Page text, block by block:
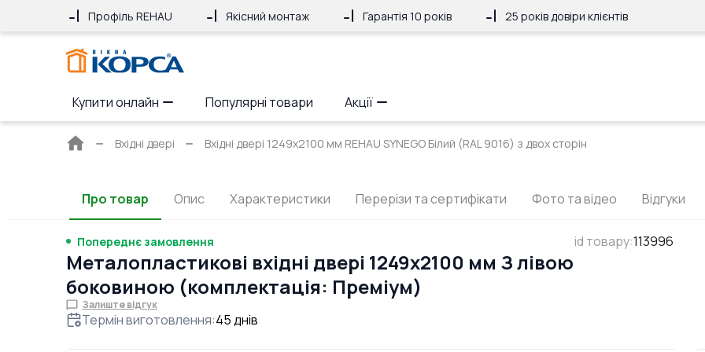
Профіль REHAU Якісний монтаж Гарантія 10 років 25 років довіри клієнтів
Купити онлайн Популярні товари Акції
Головна
Вхідні двері Вхідні двері 1249x2100 мм REHAU SYNEGO Білий (RAL 9016) з двох сторін
Про товар Опис Характеристики Перерізи та сертифікати Фото та відео Відгуки
Попереднє замовлення id товару:113996
Металопластикові вхідні двері 1249x2100 мм З лівою
боковиною (комплектація: Преміум)
Залиште відгук
Термін виготовлення:45днів